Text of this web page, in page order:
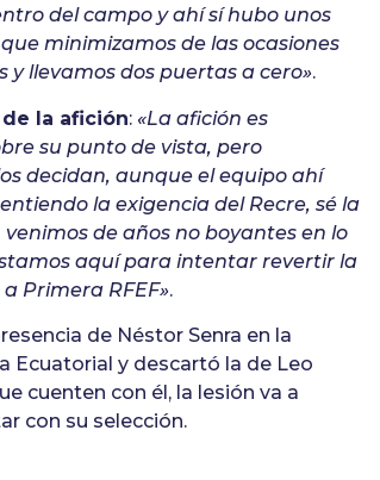
del campo y ahí sí hubo unos
minimizamos de las ocasiones
y llevamos dos puertas a cero».
la afición: «La afición es
su punto de vista, pero
decidan, aunque el equipo ahí
la exigencia del Recre, sé la
de años no boyantes en lo
aquí para intentar revertir la
Primera RFEF».
de Néstor Senra en la
Ecuatorial y descartó la de Leo
cuenten con él, la lesión va a
con su selección.